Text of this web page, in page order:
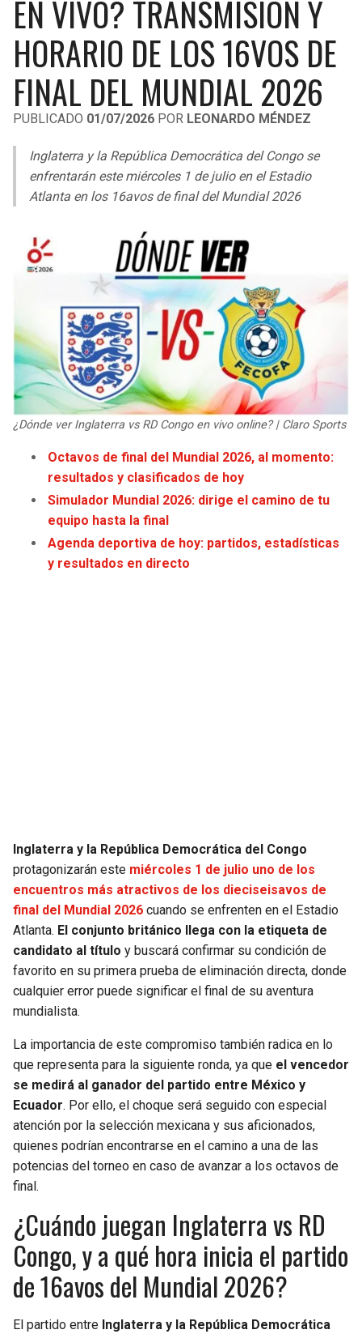
LIGA DE EXPANSIÓN MX
LEAGUES CUP
UEFA EUROPA LEAGUE
UEFA CONFERENCE LEAGUE
MLS
COPA LIBERTADORES
COPA SUDAMERICANA
LIGA BETPLAY
RAIDERS
CHARGERS
RAVENS
BENGALS
STEELERS
COLTS
JAGUARS
TITANS
COWBOYS
GIANTS
EAGLES
VIKINGS
FALCONS
PANTHERS
SAINTS
BUCCANEERS
CAVALIERS
PISTONS
PACERS
BUCKS
HORNETS
MAGIC
WIZARDS
WARRIORS
CLIPPERS
LAKERS
SUNS
TIMBERWOLVES
THUNDER
TRAIL BLAZERS
JAZZ
EN VIVO? TRANSMISIÓN Y
HORARIO DE LOS 16VOS DE
FINAL DEL MUNDIAL 2026
PUBLICADO 01/07/2026 POR LEONARDO MÉNDEZ
Inglaterra y la República Democrática del Congo se
enfrentarán este miércoles 1 de julio en el Estadio
Atlanta en los 16avos de final del Mundial 2026
¿Dónde ver Inglaterra vs RD Congo en vivo online? | Claro Sports
Octavos de final del Mundial 2026, al momento:
resultados y clasificados de hoy
Simulador Mundial 2026: dirige el camino de tu
equipo hasta la final
Agenda deportiva de hoy: partidos, estadísticas
y resultados en directo
Inglaterra y la República Democrática del Congo
protagonizarán este miércoles 1 de julio uno de los
encuentros más atractivos de los dieciseisavos de
final del Mundial 2026 cuando se enfrenten en el Estadio
Atlanta. El conjunto británico llega con la etiqueta de
candidato al título y buscará confirmar su condición de
favorito en su primera prueba de eliminación directa, donde
cualquier error puede significar el final de su aventura
mundialista.
La importancia de este compromiso también radica en lo
que representa para la siguiente ronda, ya que el vencedor
se medirá al ganador del partido entre México y
Ecuador. Por ello, el choque será seguido con especial
atención por la selección mexicana y sus aficionados,
quienes podrían encontrarse en el camino a una de las
potencias del torneo en caso de avanzar a los octavos de
final.
¿Cuándo juegan Inglaterra vs RD
Congo, y a qué hora inicia el partido
de 16avos del Mundial 2026?
El partido entre Inglaterra y la República Democrática